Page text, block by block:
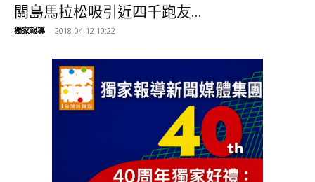
關島馬拉松吸引近四千跑友...
獨家報導 - 2018-04-12 10:22